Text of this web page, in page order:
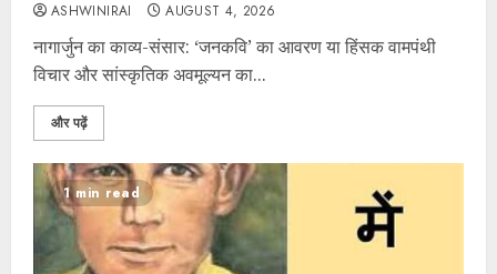
ASHWINIRAI AUGUST 4, 2026
नागार्जुन का काव्य-संसार: ‘जनकवि’ का आवरण या हिंसक वामपंथी
विचार और सांस्कृतिक अवमूल्यन का...
और पढ़ें
1 min read